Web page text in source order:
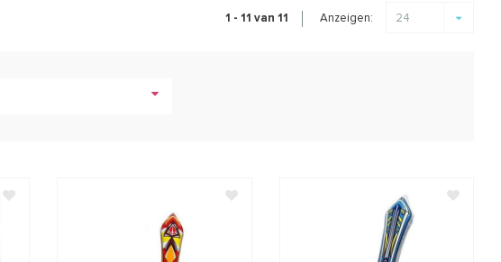
1 - 11 van 11 Anzeigen: 24